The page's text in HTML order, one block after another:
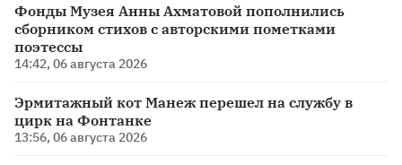
Фонды Музея Анны Ахматовой пополнились
сборником стихов с авторскими пометками
поэтессы
14:42, 06 августа 2026
Эрмитажный кот Манеж перешел на службу в
цирк на Фонтанке
13:56, 06 августа 2026